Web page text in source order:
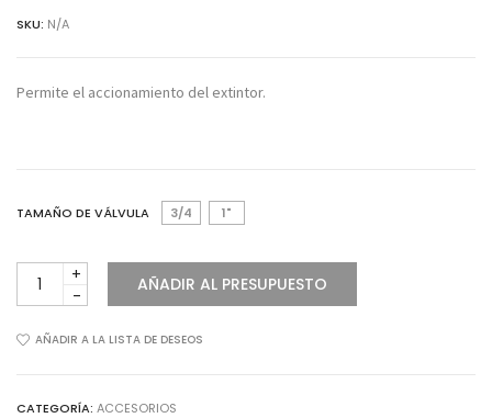
SKU: N/A
Permite el accionamiento del extintor.
TAMAÑO DE VÁLVULA 3/4 1"
VÁSTAGO
cantidad
AÑADIR AL PRESUPUESTO
AÑADIR A LA LISTA DE DESEOS
CATEGORÍA: ACCESORIOS